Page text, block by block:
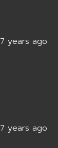
7 years ago
7 years ago